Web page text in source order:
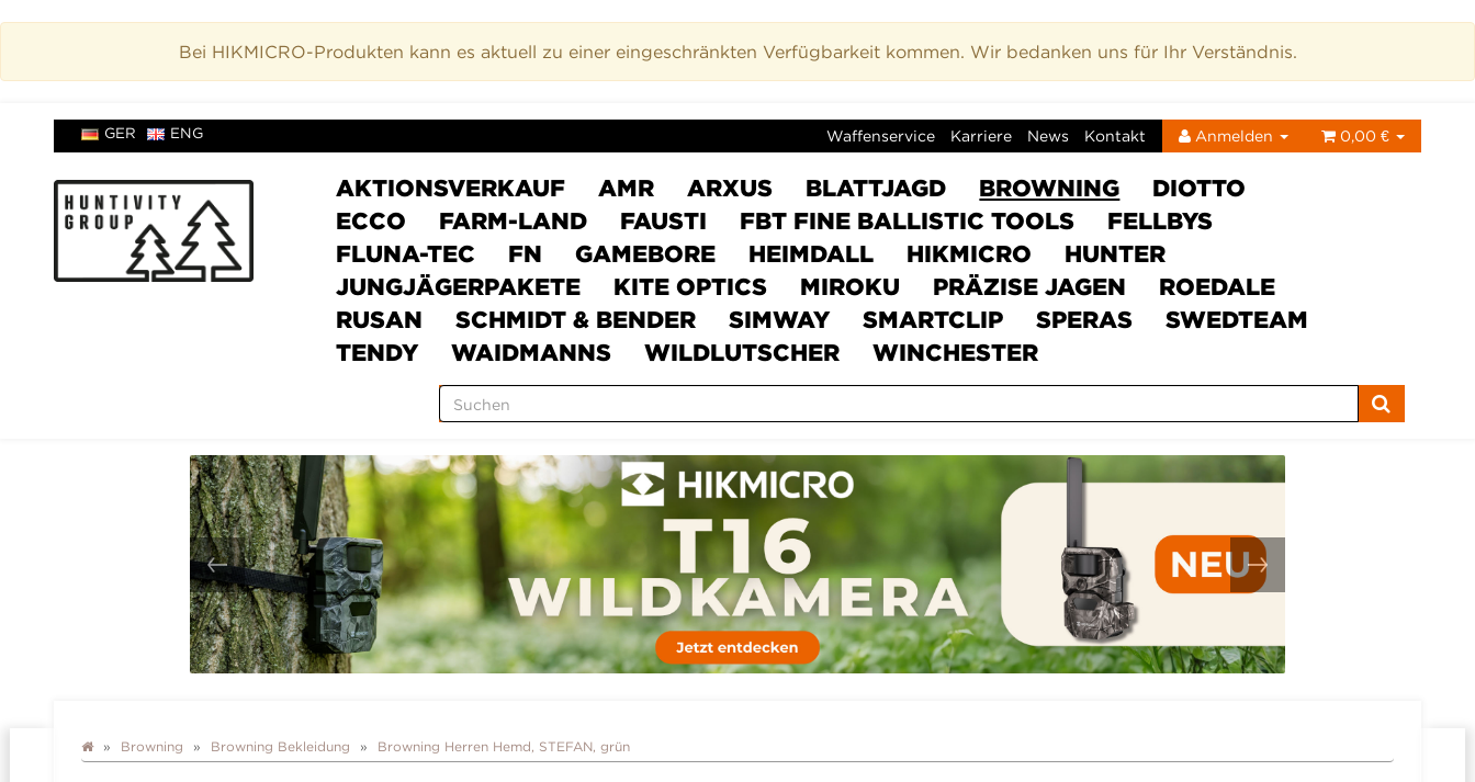
Bei HIKMICRO-Produkten kann es aktuell zu einer eingeschränkten Verfügbarkeit kommen. Wir bedanken uns für Ihr Verständnis.
GER ENG Waffenservice Karriere News Kontakt Anmelden 0,00 €
AKTIONSVERKAUF AMR ARXUS BLATTJAGD BROWNING
DIOTTO
ECCO
FARM-LAND FAUSTI FBT FINE BALLISTIC TOOLS
FELLBYS
FLUNA-TEC
FN GAMEBORE HEIMDALL HIKMICRO
HUNTER
JUNGJÄGERPAKETE
KITE OPTICS MIROKU PRÄZISE JAGEN
ROEDALE
RUSAN
SCHMIDT & BENDER SIMWAY SMARTCLIP SPERAS
SWEDTEAM
TENDY
WAIDMANNS WILDLUTSCHER WINCHESTER
Browning Browning Bekleidung Browning Herren Hemd, STEFAN, grün